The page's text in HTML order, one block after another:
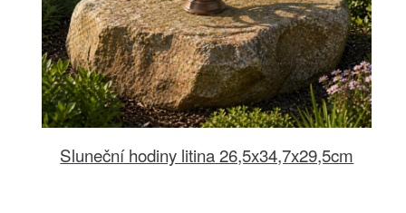
Sluneční hodiny litina 26,5x34,7x29,5cm